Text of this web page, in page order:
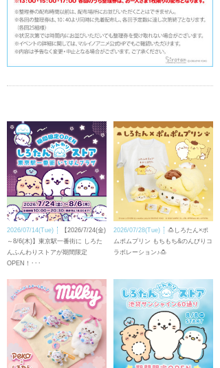
2026/07/14(Tue)
【2026/7/24(金)
～8/6(木)】東京駅一番街に しろた
んふんわりストアが期間限定
OPEN！･･･
2026/07/28(Tue)
🍮しろたん×ポ
ムポムプリン もちもち&のんびりコ
ラボレーション♪🍮